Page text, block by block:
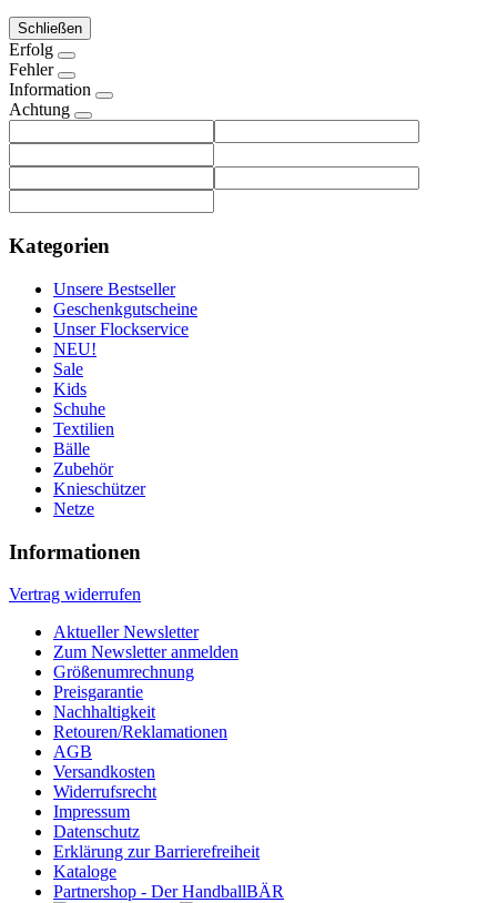
Schließen
Erfolg
Fehler
Information
Achtung
Kategorien
Unsere Bestseller
Geschenkgutscheine
Unser Flockservice
NEU!
Sale
Kids
Schuhe
Textilien
Bälle
Zubehör
Knieschützer
Netze
Informationen
Vertrag widerrufen
Aktueller Newsletter
Zum Newsletter anmelden
Größenumrechnung
Preisgarantie
Nachhaltigkeit
Retouren/Reklamationen
AGB
Versandkosten
Widerrufsrecht
Impressum
Datenschutz
Erklärung zur Barrierefreiheit
Kataloge
Partnershop - Der HandballBÄR